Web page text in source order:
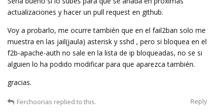
actualizaciones y hacer un pull request en github.
Voy a probarlo, me ocurre también que en el fail2ban solo me
muestra en las jail(jaula) asterisk y sshd , pero si bloquea en el
f2b-apache-auth no sale en la lista de ip bloqueadas, no se si
alguien lo ha podido modificar para que aparezca también.
gracias.
Reply
Ferchoorias replied to this.